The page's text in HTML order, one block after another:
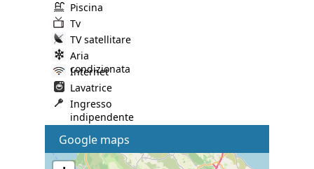
Piscina
Tv
TV satellitare
Aria
condizionata
Internet
Lavatrice
Ingresso
indipendente
Google maps